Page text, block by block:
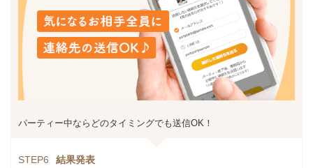
パーティー中ならどのタイミングでも送信OK！
STEP6 結果発表